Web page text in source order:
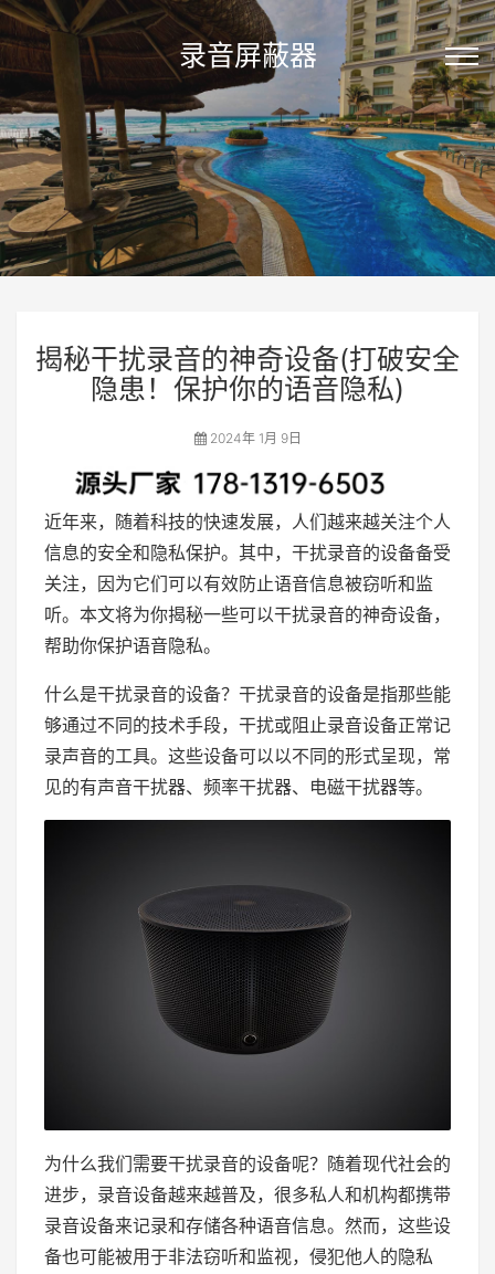
录音屏蔽器
揭秘干扰录音的神奇设备(打破安全
隐患！保护你的语音隐私)
2024年 1月 9日
近年来，随着科技的快速发展，人们越来越关注个人
信息的安全和隐私保护。其中，干扰录音的设备备受
关注，因为它们可以有效防止语音信息被窃听和监
听。本文将为你揭秘一些可以干扰录音的神奇设备，
帮助你保护语音隐私。
什么是干扰录音的设备？干扰录音的设备是指那些能
够通过不同的技术手段，干扰或阻止录音设备正常记
录声音的工具。这些设备可以以不同的形式呈现，常
见的有声音干扰器、频率干扰器、电磁干扰器等。
为什么我们需要干扰录音的设备呢？随着现代社会的
进步，录音设备越来越普及，很多私人和机构都携带
录音设备来记录和存储各种语音信息。然而，这些设
备也可能被用于非法窃听和监视，侵犯他人的隐私